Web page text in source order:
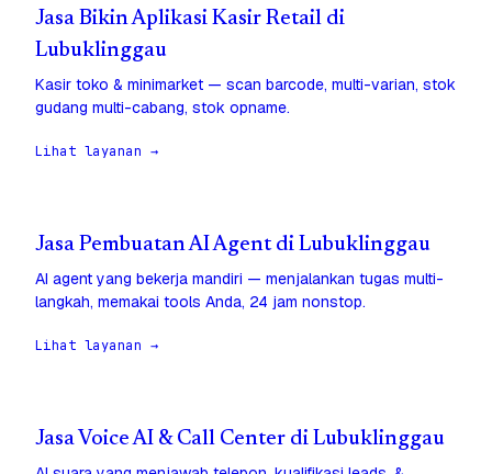
Jasa Bikin Aplikasi Kasir Retail di
Lubuklinggau
Kasir toko & minimarket — scan barcode, multi-varian, stok
gudang multi-cabang, stok opname.
Lihat layanan →
Jasa Pembuatan AI Agent di Lubuklinggau
AI agent yang bekerja mandiri — menjalankan tugas multi-
langkah, memakai tools Anda, 24 jam nonstop.
Lihat layanan →
Jasa Voice AI & Call Center di Lubuklinggau